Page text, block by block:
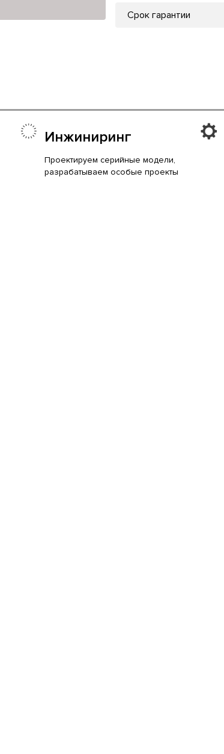
Срок гарантии
Инжиниринг
Проектируем серийные модели,
разрабатываем особые проекты